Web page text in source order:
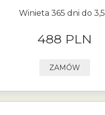
Winieta 365 dni do
488 PLN
ZAMÓW